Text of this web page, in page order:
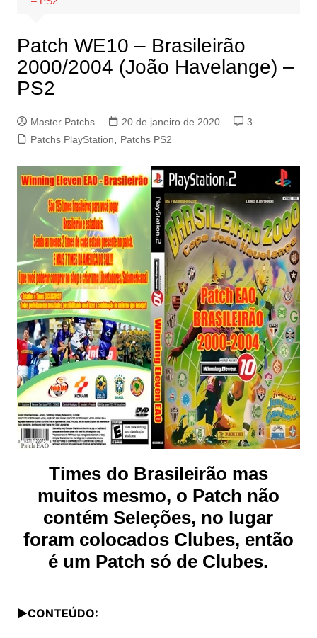
Patch WE10 – Brasileirão
2000/2004 (João Havelange) –
PS2
Master Patchs 20 de janeiro de 2020
3
Patchs PlayStation
Patchs PS2
Times do Brasileirão mas
muitos mesmo, o Patch não
contém Seleções, no lugar
foram colocados Clubes, então
é um Patch só de Clubes.
▶CONTEÚDO: